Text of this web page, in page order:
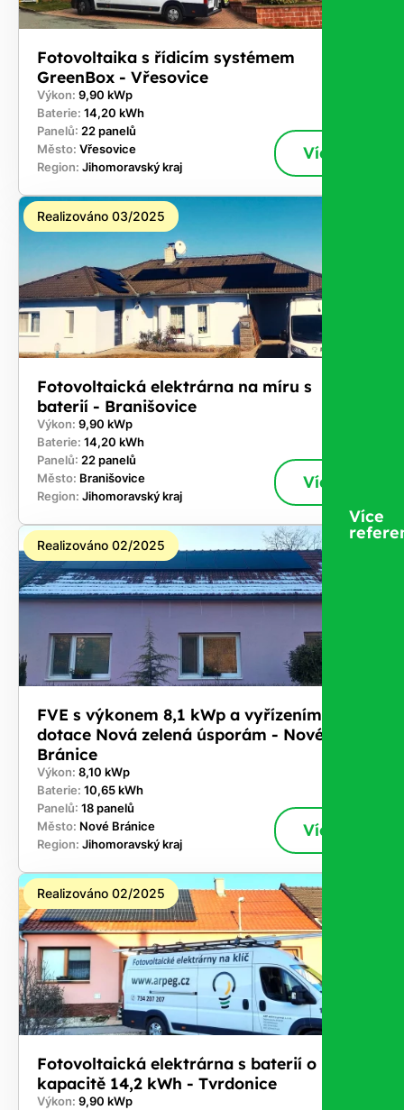
Fotovoltaika s řídicím systémem
GreenBox - Vřesovice
Výkon: 9,90 kWp
Baterie: 14,20 kWh
Panelů: 22 panelů
Město: Vřesovice
Region: Jihomoravský kraj
Více
Realizováno 03/2025
Fotovoltaická elektrárna na míru s
baterií - Branišovice
Výkon: 9,90 kWp
Baterie: 14,20 kWh
Panelů: 22 panelů
Město: Branišovice
Region: Jihomoravský kraj
Více
Realizováno 02/2025
FVE s výkonem 8,1 kWp a vyřízením
dotace Nová zelená úsporám - Nové
Bránice
Výkon: 8,10 kWp
Baterie: 10,65 kWh
Panelů: 18 panelů
Město: Nové Bránice
Region: Jihomoravský kraj
Více
Realizováno 02/2025
Fotovoltaická elektrárna s baterií o
kapacitě 14,2 kWh - Tvrdonice
Výkon: 9,90 kWp
Více